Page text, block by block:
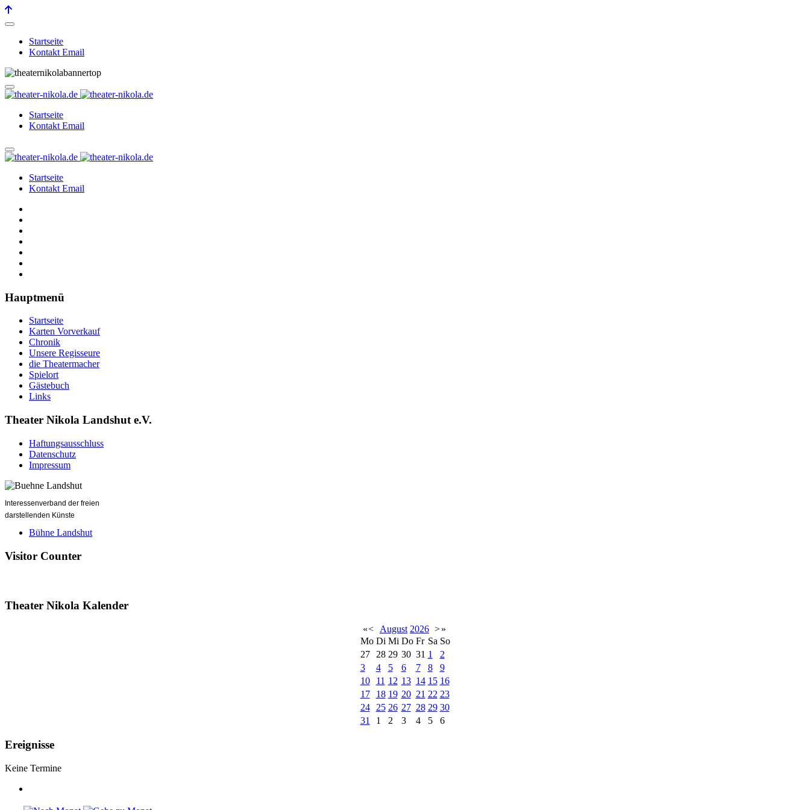
Startseite
Kontakt Email
Startseite
Kontakt Email
Startseite
Kontakt Email
Hauptmenü
Startseite
Karten Vorverkauf
Chronik
Unsere Regisseure
die Theatermacher
Spielort
Gästebuch
Links
Theater Nikola Landshut e.V.
Haftungsausschluss
Datenschutz
Impressum
Interessenverband der freien
darstellenden Künste
Bühne Landshut
Visitor Counter
Theater Nikola Kalender
«< August 2026 >»
Mo Di Mi Do Fr Sa So
27
28 29 30 31 1
2
3
4 5 6 7 8
9
10
11 12 13 14 15 16
17
18 19 20 21 22 23
24
25 26 27 28 29 30
31
1 2 3 4 5 6
Ereignisse
Keine Termine